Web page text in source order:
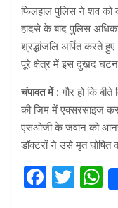
फिलहाल पुलिस ने शव को
हादसे के बाद पुलिस
श्रद्धांजलि अर्पित करते
पूरे क्षेत्र में इस दुखद
चंपावत में : गौर हो कि
की जिम में एक्सरसाइज
एसओजी के जवान को
डॉक्टरों ने उसे मृत घोषित
F
T